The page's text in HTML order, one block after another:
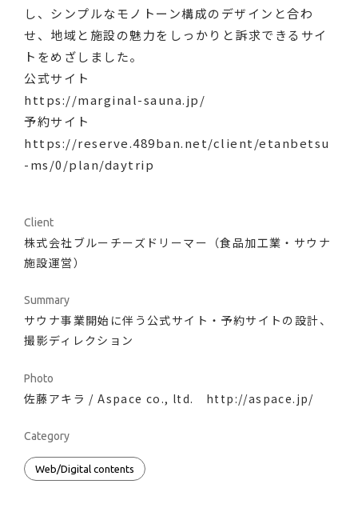
Exhibition/Space
Motion graphics
Characters
Packaging
Web/Digital contents
し、シンプルなモノトーン構成のデザインと合わ
せ、地域と施設の魅力をしっかりと訴求できるサイ
トをめざしました。
公式サイト
https://marginal-sauna.jp/
予約サイト
https://reserve.489ban.net/client/etanbetsu
-ms/0/plan/daytrip
Client
株式会社ブルーチーズドリーマー（食品加工業・サウナ
施設運営）
Summary
サウナ事業開始に伴う公式サイト・予約サイトの設計、
撮影ディレクション
Photo
佐藤アキラ / Aspace co., ltd. http://aspace.jp/
Category
Web/Digital contents